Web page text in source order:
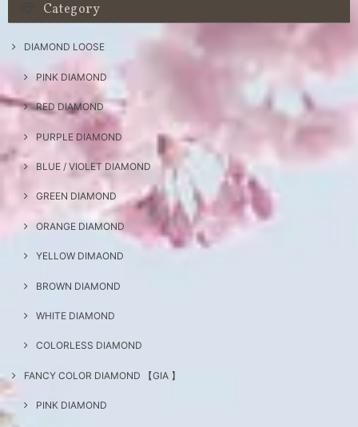
Category
DIAMOND LOOSE
PINK DIAMOND
RED DIAMOND
PURPLE DIAMOND
BLUE / VIOLET DIAMOND
GREEN DIAMOND
ORANGE DIAMOND
YELLOW DIMAOND
BROWN DIAMOND
WHITE DIAMOND
COLORLESS DIAMOND
FANCY COLOR DIAMOND 【GIA 】
PINK DIAMOND